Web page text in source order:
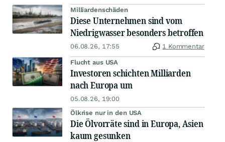
Milliardenschäden
Diese Unternehmen sind vom
Niedrigwasser besonders betroffen
06.08.26, 17:55 1 Kommentar
Flucht aus USA
Investoren schichten Milliarden
nach Europa um
05.08.26, 19:00
Ölkrise nur in den USA
Die Ölvorräte sind in Europa, Asien
kaum gesunken